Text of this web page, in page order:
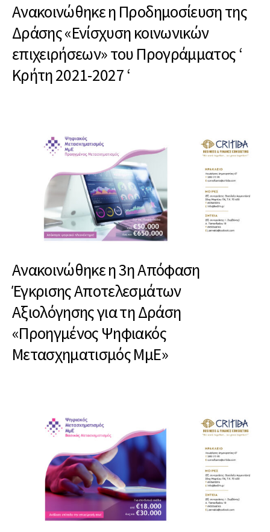
Ανακοινώθηκε η Προδημοσίευση της
Δράσης «Ενίσχυση κοινωνικών
επιχειρήσεων» του Προγράμματος ‘
Κρήτη 2021-2027 ‘
Ανακοινώθηκε η 3η Απόφαση
Έγκρισης Αποτελεσμάτων
Αξιολόγησης για τη Δράση
«Προηγμένος Ψηφιακός
Μετασχηματισμός ΜμΕ»